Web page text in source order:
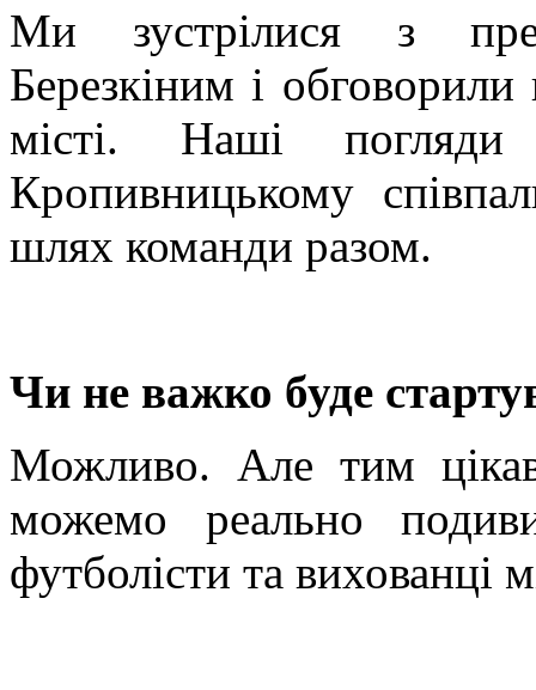
Ми зустрілися з
Березкіним і
місті. Наші
Кропивницькому
шлях команди разом.
Чи не важко буде
Можливо. Але тим
можемо реально
футболісти та вихованці